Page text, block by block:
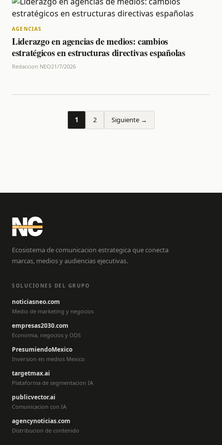
AGENCIAS
Liderazgo en agencias de medios: cambios
estratégicos en estructuras directivas españolas
Redaccion NEO21/7/2026
1 2 Siguiente →
Ecosistema de comunicacion estrategica que conecta
marcas, medios y audiencias ejecutivas.
SOLUCIONES DEL GRUPO
noticiasneo.com
Medio de marketing y negocios
empresas2030.com
Economia, negocios y ODS
PresumiendoMexico
Inversion en medios Mexico
targetmax.ai
Plataforma de segmentacion IA
publicvector.ai
Comunicacion con IA
agencynoticias.com
Distribucion de contenido